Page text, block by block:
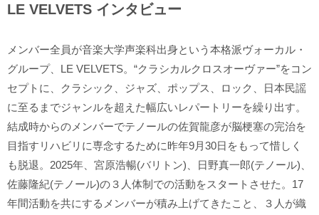
LE VELVETS インタビュー
メンバー全員が音楽大学声楽科出身という本格派ヴォーカル・
グループ、LE VELVETS。“クラシカルクロスオーヴァー”をコン
セプトに、クラシック、ジャズ、ポップス、ロック、日本民謡
に至るまでジャンルを超えた幅広いレパートリーを繰り出す。
結成時からのメンバーでテノールの佐賀龍彦が脳梗塞の完治を
目指すリハビリに専念するために昨年9月30日をもって惜しく
も脱退。2025年、宮原浩暢(バリトン)、日野真一郎(テノール)、
佐藤隆紀(テノール)の３人体制での活動をスタートさせた。17
年間活動を共にするメンバーが積み上げてきたこと、３人が織